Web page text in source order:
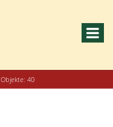
Objekte: 40